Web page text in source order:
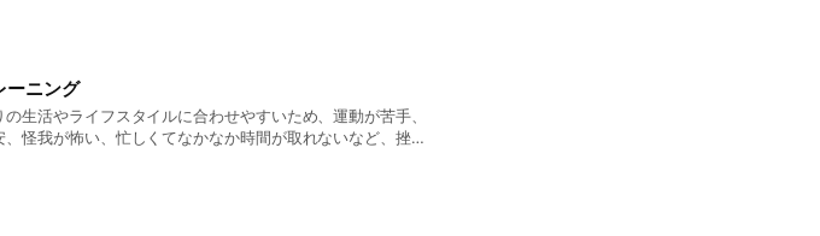
ーニング
生活やライフスタイルに合わせやすいため、運動が苦手、
怪我が怖い、忙しくてなかなか時間が取れないなど、挫折